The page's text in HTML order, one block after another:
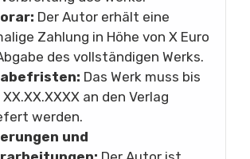
Der Autor erhält eine
Zahlung in Höhe von X Euro
des vollständigen Werks.
Das Werk muss bis
an den Verlag
werden.
und